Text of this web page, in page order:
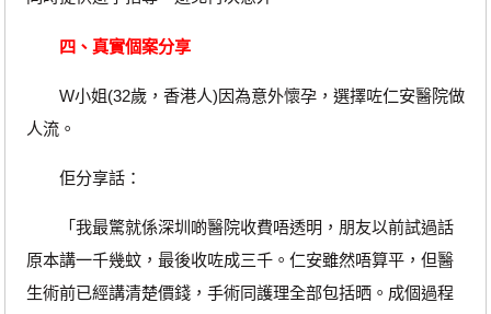
四、真實個案分享
W小姐(32歲，香港人)因為意外懷孕，選擇咗仁安醫院做
人流。
佢分享話：
「我最驚就係深圳啲醫院收費唔透明，朋友以前試過話
原本講一千幾蚊，最後收咗成三千。仁安雖然唔算平，但醫
生術前已經講清楚價錢，手術同護理全部包括晒。成個過程